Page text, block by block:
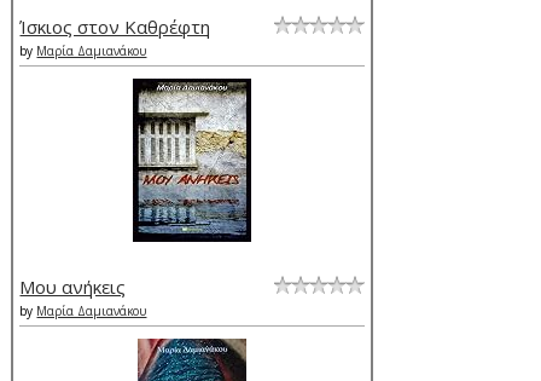
Ίσκιος στον Καθρέφτη
by Μαρία Δαμιανάκου
Μου ανήκεις
by Μαρία Δαμιανάκου